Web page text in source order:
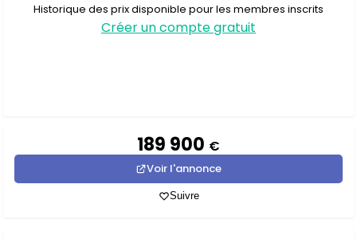
Historique des prix disponible pour les membres inscrits
Créer un compte gratuit
189 900 €
Voir l'annonce
Suivre